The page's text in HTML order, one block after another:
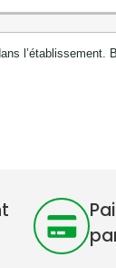
l’établissement.